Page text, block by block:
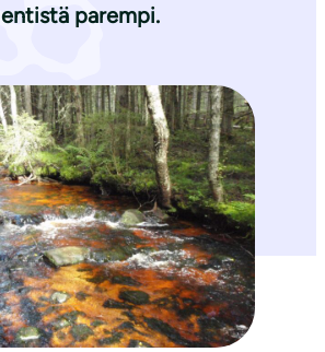
entistä parempi.